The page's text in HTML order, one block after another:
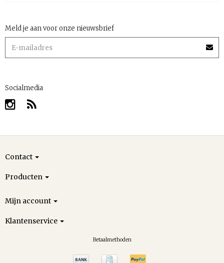
Meld je aan voor onze nieuwsbrief
Socialmedia
Contact
Producten
Mijn account
Klantenservice
Betaalmethoden